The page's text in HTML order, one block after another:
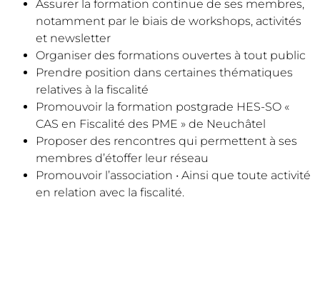
Assurer la formation continue de ses membres,
notamment par le biais de workshops, activités
et newsletter
Organiser des formations ouvertes à tout public
Prendre position dans certaines thématiques
relatives à la fiscalité
Promouvoir la formation postgrade HES-SO «
CAS en Fiscalité des PME » de Neuchâtel
Proposer des rencontres qui permettent à ses
membres d’étoffer leur réseau
Promouvoir l’association • Ainsi que toute activité
en relation avec la fiscalité.